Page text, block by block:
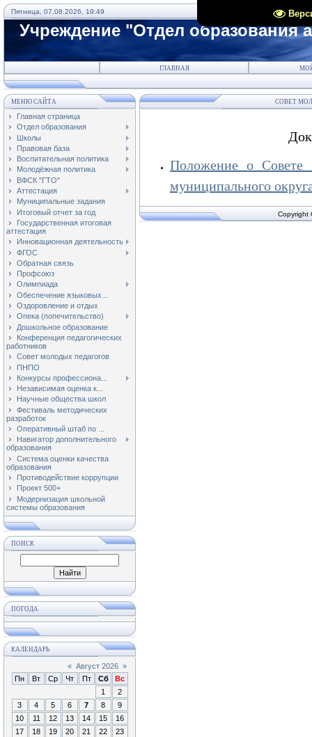
Пятница, 07.08.2026, 19:49
Учреждение "Отдел образования
ГЛАВНАЯ
МЕНЮ САЙТА
Главная страница
Отдел образования
Школы
Правовая база
Воспитательная политика
Молодёжная политика
ВФСК "ГТО"
Аттестация
Муниципальные задания
Итоговый отчет за год
Государственная итоговая
аттестация
Инновационная деятельность
ФГОС
Обратная связь
Профсоюз
Олимпиада
Обеспечение языковых...
Оздоровление и отдых
Опека (попечительство)
Дошкольное образование
Конференция педагогических
работников
Совет молодых педагогов
ПНПО
Конкурсы профессиона...
Независимая оценка к...
Научные общества школ
Фестиваль методических
разработок
Оперативный штаб по ...
Навигатор дополнительного
образования
Система оценки качества
образования
Противодействие коррупции
Проект 500+
Модернизация школьной
системы образования
ПОИСК
ПОГОДА
КАЛЕНДАРЬ
« Август 2026 »
Пн
Вт Ср Чт Пт Сб
Вс
1
2
3
4 5 6 7 8
9
10
11 12 13 14 15
16
17
18 19 20 21 22
23
СОВЕТ
Положение о Совете
муниципального